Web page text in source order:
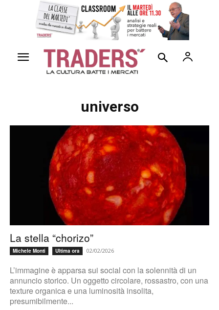
universo
La stella “chorizo”
Michele Monti Ultima ora 02/02/2026
L’immagine è apparsa sui social con la solennità di un
annuncio storico. Un oggetto circolare, rossastro, con una
texture organica e una luminosità insolita,
presumibilmente...